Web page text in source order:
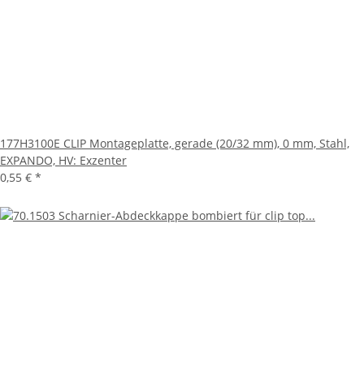
177H3100E CLIP Montageplatte, gerade (20/32 mm), 0 mm, Stahl,
EXPANDO, HV: Exzenter
0,55 € *